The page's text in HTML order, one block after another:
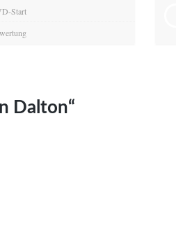
Start
Dalton“